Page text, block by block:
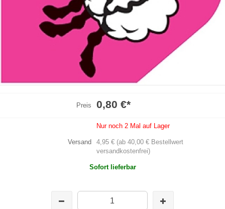
Preis 0,80 €*
Nur noch 2 Mal auf Lager
Versand
4,95 € (ab 40,00 € Bestellwert
versandkostenfrei)
Sofort lieferbar